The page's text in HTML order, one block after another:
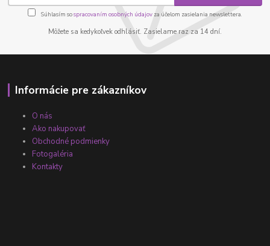
Súhlasím sospracovaním osobných údajov za účelom zasielania newslettera.
Môžete sa kedykoľvek odhlásiť. Zasielame raz za 14 dní.
Informácie pre zákazníkov
O nás
Ako nakupovať
Obchodné podmienky
Fotogaléria
Kontakty